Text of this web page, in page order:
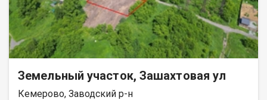
Земельный участок, Зашахтовая ул
Кемерово, Заводский р-н